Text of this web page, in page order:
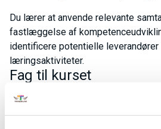
Du lærer at anvende relevante
fastlæggelse af
identificere potentielle
læringsaktiviteter.
Fag til kurset
Lederens redskaber til
kompetenceudvikling